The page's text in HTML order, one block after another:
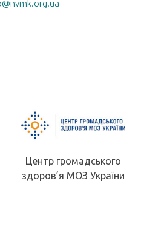
Центр громадського
здоров’я МОЗ України